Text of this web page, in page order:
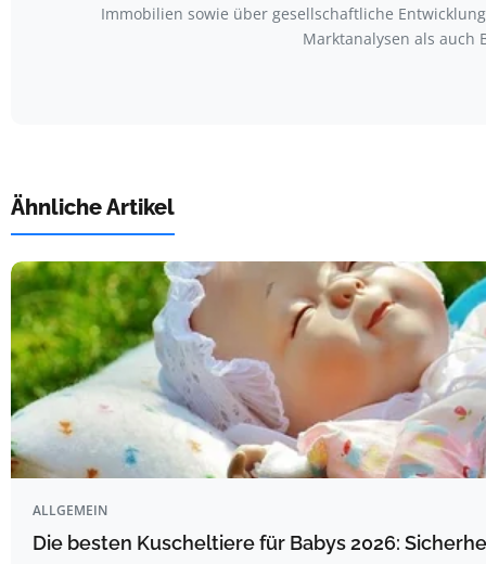
Immobilien sowie über gesellschaftliche
Marktanalysen als
Ähnliche Artikel
ALLGEMEIN
Die besten Kuscheltiere für Babys 2026: